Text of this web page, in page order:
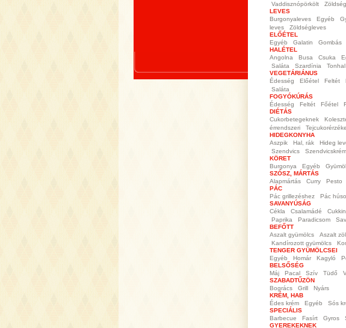
Vaddisznópörkölt
LEVES
Burgonyaleves
Egyéb
leves
Zöldségleves
ELŐÉTEL
Egyéb
Galatin Gombás
HALÉTEL
Angolna
Busa Csuka
Saláta
Szardínia Tonhal
VEGETÁRIÁNUS
Édesség
Előétel Feltét
Saláta
FOGYÓKÚRÁS
Édesség
Feltét Főétel
DIÉTÁS
Cukorbetegeknek
érrendszeri
HIDEGKONYHA
Aszpik
Hal, rák Hideg
Szendvics
Szendvicskrém
KÖRET
Burgonya
Egyéb
SZÓSZ, MÁRTÁS
Alapmártás
Curry Pesto
PÁC
Pác grillezéshez
Pác
SAVANYÚSÁG
Cékla
Csalamádé
Paprika
Paradicsom
BEFŐTT
Aszalt gyümölcs
Aszalt
Kandírozott gyümölcs
TENGER GYÜMÖLCSEI
Egyéb
Homár Kagyló
BELSŐSÉG
Máj
Pacal Szív Tüdő
SZABADTŰZÖN
Bogrács
Grill
Nyárs
KRÉM, HAB
Édes krém
Egyéb
Sós
SPECIÁLIS
Barbecue
Fasírt Gyros
GYEREKEKNEK